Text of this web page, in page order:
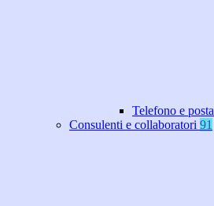
Telefono e
Consulenti e collaboratori 91